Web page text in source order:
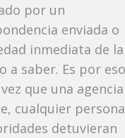
por un
enviada o
inmediata de la
a saber. Es por eso
que una agencia
cualquier persona
detuvieran